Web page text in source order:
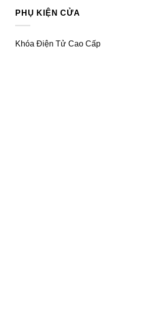
PHỤ KIỆN CỬA
Khóa Điện Tử Cao Cấp